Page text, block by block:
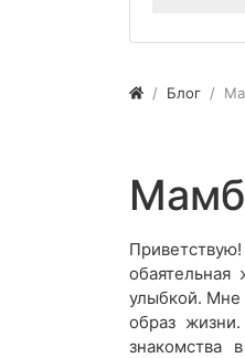
Блог
улыбкой. Мне
образ
знакомства